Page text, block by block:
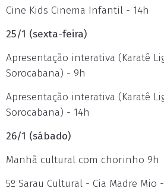
Cine Kids Cinema Infantil - 14h
25/1 (sexta-feira)
Apresentação interativa (Karatê
Sorocabana) - 9h
Apresentação interativa (Karatê
Sorocabana) - 14h
26/1 (sábado)
Manhã cultural com chorinho 9h
5º Sarau Cultural - Cia Madre Mio